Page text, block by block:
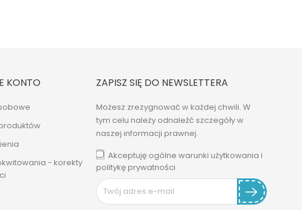
KONTO
- korekty
ZAPISZ SIĘ DO NEWSLETTERA
Możesz zrezygnować w każdej chwili. W
tym celu należy odnaleźć szczegóły w
naszej informacji prawnej.
Akceptuję ogólne warunki użytkowania i
politykę prywatności